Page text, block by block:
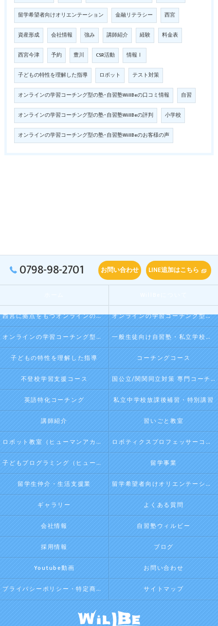
留学希望者向けオリエンテーション 金融リテラシー 西宮
資産形成 会社情報 強み 講師紹介 経験 料金表
西宮今津 予約 豊川 CSR活動 情報Ⅰ
子どもの特性を理解した指導 ロボット テスト対策
オンラインの学習コーチング型の塾･自習塾WillBeの口コミ情報 自習
オンラインの学習コーチング型の塾･自習塾WillBeの評判 小学校
オンラインの学習コーチング型の塾･自習塾WillBeのお客様の声
0798-98-2701 お問い合わせ LINE追加はこちら
西宮に拠点をもつオンラインの学習コーチング型・映像授業型の塾･自習塾WillBeの口コミ情報 オンラインの学習コーチング型・映像授業型の塾･自習塾WillBeの評判
オンラインの学習コーチング型・映像授業型の塾･自習塾WillBeのお客様の声 一般生徒向け自習塾・私立学校向け放課後学習
子どもの特性を理解した指導 コーチングコース
不登校学習支援コース 国公立/関関同立対策 専門コーチング
英語特化コーチング 私立中学校放課後補習・特別講習
講師紹介 習いごと教室
ロボット教室（ヒューマンアカデミージュニアプログラム） ロボティクスプロフェッサーコース（ヒューマンアカデミージュニアプログラム）
子どもプログラミング（ヒューマンアカデミージュニアプログラム） 留学事業
留学生仲介・生活支援業 留学希望者向けオリエンテーション
ギャラリー よくある質問
会社情報 自習塾ウィルビー
採用情報 ブログ
Youtube動画 お問い合わせ
プライバシーポリシー・特定商取引法に基づく表記 サイトマップ